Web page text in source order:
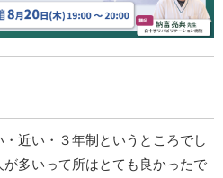
近い・３年制というところでし
多いって所はとても良かったで